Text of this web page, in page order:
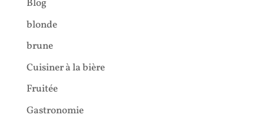
Blog
blonde
brune
Cuisiner à la bière
Fruitée
Gastronomie